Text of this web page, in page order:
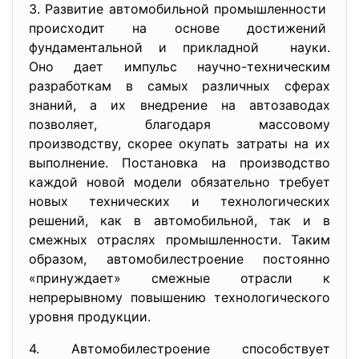
3. Развитие автомобильной промышленности
происходит на основе достижений
фундаментальной и прикладной науки.
Оно дает импульс научно-техническим
разработкам в самых различных сферах
знаний, а их внедрение на автозаводах
позволяет, благодаря массовому
производству, скорее окупать затраты на их
выполнение. Постановка на производство
каждой новой модели обязательно требует
новых технических и технологических
решений, как в автомобильной, так и в
смежных отраслях промышленности. Таким
образом, автомобилестроение постоянно
«принуждает» смежные отрасли к
непрерывному повышению технологического
уровня продукции.
4. Автомобилестроение способствует